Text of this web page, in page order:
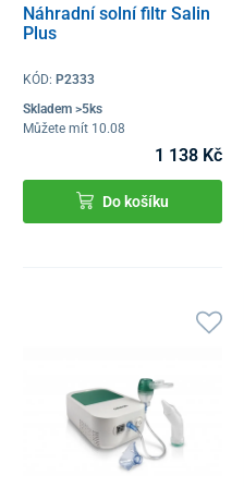
Náhradní solní filtr Salin
Plus
KÓD: P2333
Skladem >5ks
Můžete mít 10.08
1 138 Kč
Do košíku